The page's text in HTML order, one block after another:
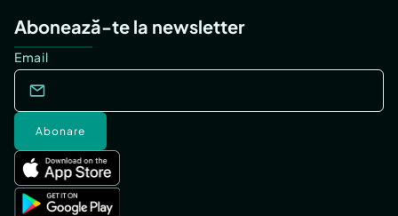
Abonează-te la newsletter
Email
Abonare